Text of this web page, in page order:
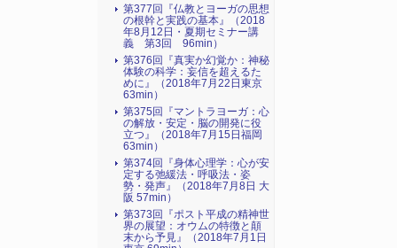
第377回『仏教とヨーガの思想
の根幹と実践の基本』（2018
年8月12日・夏期セミナー講
義 第3回 96min）
第376回『真実か幻覚か：神秘
体験の科学：妄信を超えるた
めに』（2018年7月22日東京
63min）
第375回『マントラヨーガ：心
の解放・安定・脳の開発に役
立つ』（2018年7月15日福岡
63min）
第374回『身体心理学：心が安
定する弛緩法・呼吸法・姿
勢・発声』（2018年7月8日 大
阪 57min）
第373回『ポスト平成の精神世
界の展望：オウムの特徴と顛
末から予見』（2018年7月1日